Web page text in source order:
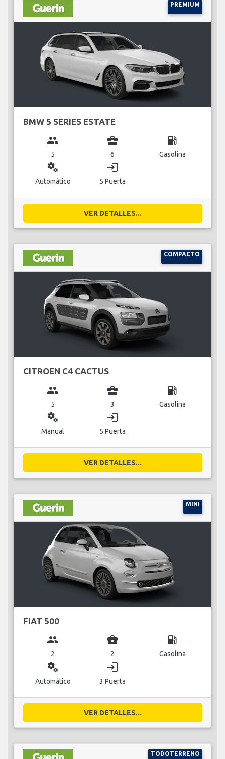
PREMIUM
BMW 5 SERIES ESTATE
group
5
business_center
6
local_gas_station
Gasolina
miscellaneous_services
Automático
login
5 Puerta
VER DETALLES...
COMPACTO
CITROEN C4 CACTUS
group
5
business_center
3
local_gas_station
Gasolina
miscellaneous_services
Manual
login
5 Puerta
VER DETALLES...
MINI
FIAT 500
group
2
business_center
2
local_gas_station
Gasolina
miscellaneous_services
Automático
login
3 Puerta
VER DETALLES...
TODOTERRENO